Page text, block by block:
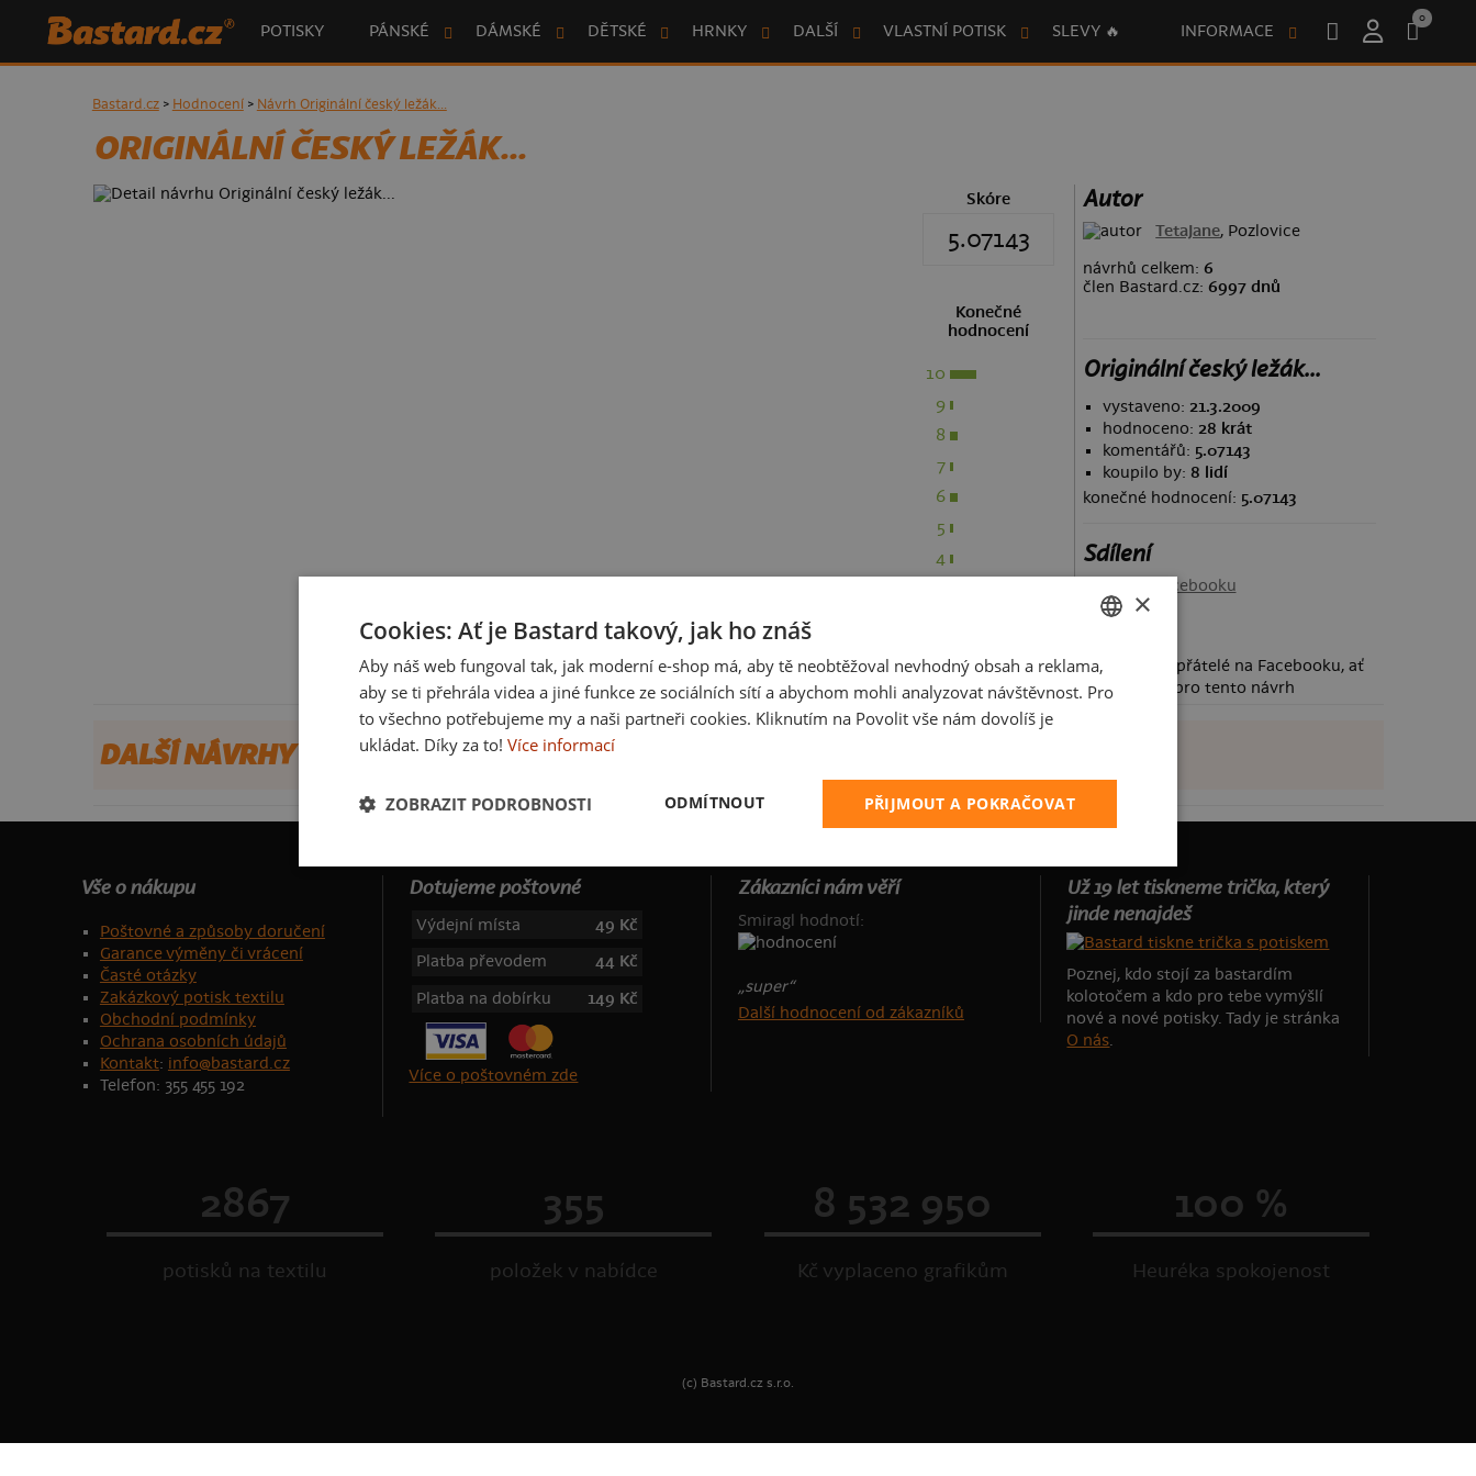
POTISKY PÁNSKÉ DÁMSKÉ DĚTSKÉ HRNKY DALŠÍ VLASTNÍ POTISK SLEVY 🔥 INFORMACE
0
Bastard.cz> Hodnocení> Návrh Originální český ležák...
ORIGINÁLNÍ ČESKÝ LEŽÁK...
Skóre
5.07143
Konečné
hodnocení
10
9
8
7
6
5
4
Autor
TetaJane, Pozlovice
návrhů celkem: 6
člen Bastard.cz: 6997 dnů
Originální český ležák...
vystaveno: 21.3.2009
hodnoceno: 28 krát
komentářů: 5.07143
koupilo by: 8 lidí
konečné hodnocení: 5.07143
Sdílení
Sdílet na Facebooku
Požádej své přátelé na Facebooku, ať
taky hlasují pro tento návrh
DALŠÍ NÁVRHY OD TETAJANE
Vše o nákupu
Poštovné a způsoby doručení
Garance výměny či vrácení
Časté otázky
Zakázkový potisk textilu
Obchodní podmínky
Ochrana osobních údajů
Kontakt: info@bastard.cz
Telefon: 355 455 192
Dotujeme poštovné
Výdejní místa
49 Kč
Platba převodem
44 Kč
Platba na dobírku
149 Kč
Více o poštovném zde
Zákazníci nám věří
Smiragl hodnotí:
„super“
Další hodnocení od zákazníků
Už 19 let tiskneme trička, který
jinde nenajdeš
Poznej, kdo stojí za bastardím
kolotočem a kdo pro tebe vymýšlí
nové a nové potisky. Tady je stránka
O nás.
2867
potisků na textilu
355
položek v nabídce
8 532 950
Kč vyplaceno grafikům
100 %
Heuréka spokojenost
(c) Bastard.cz s.r.o.
CZECH
SLOVAK
×
Cookies: Ať je Bastard takový, jak ho znáš
Aby náš web fungoval tak, jak moderní e-shop má, aby tě neobtěžoval nevhodný obsah a reklama,
aby se ti přehrála videa a jiné funkce ze sociálních sítí a abychom mohli analyzovat návštěvnost. Pro
to všechno potřebujeme my a naši partneři cookies. Kliknutím na Povolit vše nám dovolíš je
ukládat. Díky za to! Více informací
PŘIJMOUT A POKRAČOVAT
ODMÍTNOUT
ZOBRAZIT PODROBNOSTI